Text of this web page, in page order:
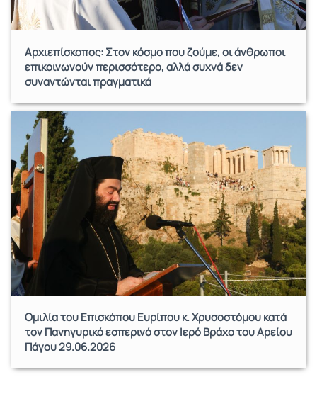
Αρχιεπίσκοπος: Στον κόσμο που ζούμε, οι άνθρωποι
επικοινωνούν περισσότερο, αλλά συχνά δεν
συναντώνται πραγματικά
Ομιλία του Επισκόπου Ευρίπου κ. Χρυσοστόμου κατά
τον Πανηγυρικό εσπερινό στον Ιερό Βράχο του Αρείου
Πάγου 29.06.2026